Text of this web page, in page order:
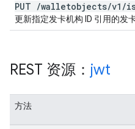
PUT /walletobjects/v1 /
更新指定发卡机构 ID 引用的发
REST 资源： jwt
方法